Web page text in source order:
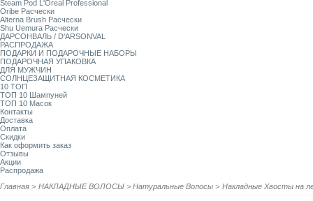
Steam Pod L'Oreal Professional
Oribe Расчески
Alterna Brush Расчески
Shu Uemura Расчески
ДАРСОНВАЛЬ / D'ARSONVAL
РАСПРОДАЖА
ПОДАРКИ И ПОДАРОЧНЫЕ НАБОРЫ
ПОДАРОЧНАЯ УПАКОВКА
ДЛЯ МУЖЧИН
СОЛНЦЕЗАЩИТНАЯ КОСМЕТИКА
10 ТОП
ТОП 10 Шампуней
ТОП 10 Масок
Контакты
Доставка
Оплата
Скидки
Как оформить заказ
Отзывы
Акции
Распродажа
Главная > НАКЛАДНЫЕ ВОЛОСЫ > Натуральные Волосы > Накладные Хвосты на